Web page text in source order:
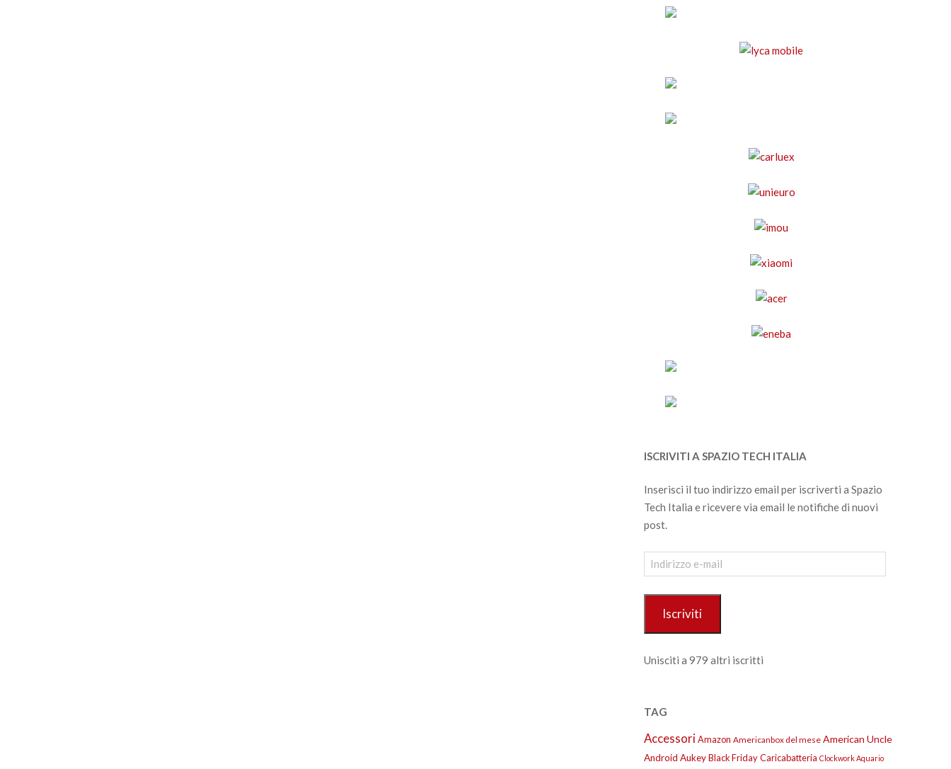
ISCRIVITI A SPAZIO TECH ITALIA
Inserisci il tuo indirizzo email per iscriverti a Spazio
Tech Italia e ricevere via email le notifiche di nuovi
post.
Indirizzo
e-
Iscriviti
Unisciti a 979 altri iscritti
TAG
AccessoriAmazon Americanbox del mese American Uncle
Android AukeyBlack FridayCaricabatteria Clockwork Aquario